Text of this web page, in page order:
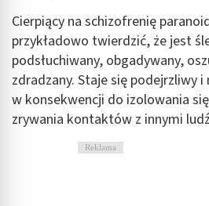
Cierpiący na schizofrenię
przykładowo twierdzić, że jest
podsłuchiwany, obgadywany,
zdradzany. Staje się podejrzliwy
w konsekwencji do izolowania
zrywania kontaktów z innymi
Reklama